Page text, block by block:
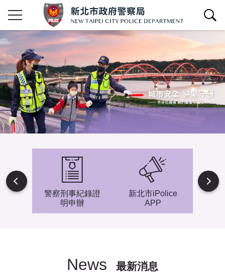
查詢區開關
難專
警察刑事紀錄證
明申辦
新北市iPolice
APP
小小
News 最新消息